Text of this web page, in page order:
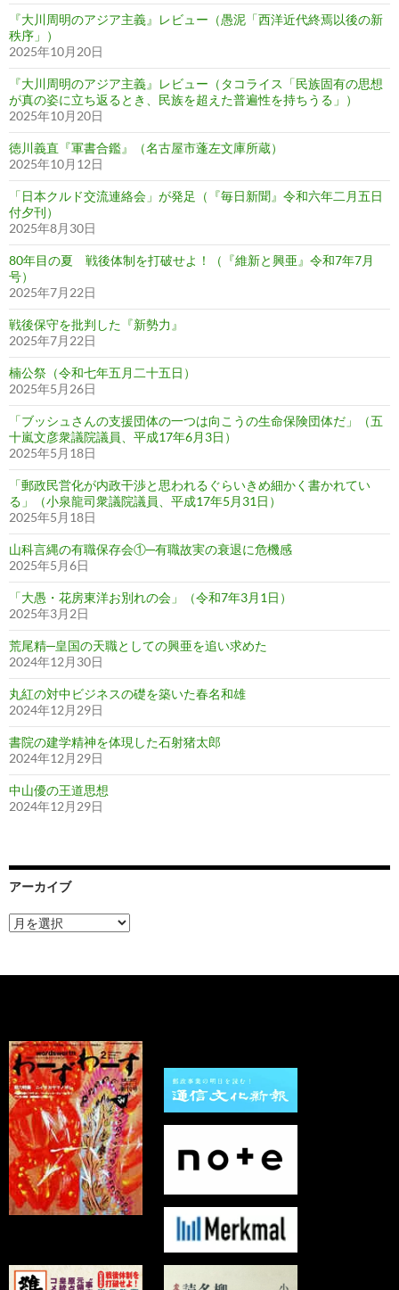
『大川周明のアジア主義』レビュー（愚泥「西洋近代終焉以後の新
秩序」）
2025年10月20日
『大川周明のアジア主義』レビュー（タコライス「民族固有の思想
が真の姿に立ち返るとき、民族を超えた普遍性を持ちうる」）
2025年10月20日
徳川義直『軍書合鑑』（名古屋市蓬左文庫所蔵）
2025年10月12日
「日本クルド交流連絡会」が発足（『毎日新聞』令和六年二月五日
付夕刊）
2025年8月30日
80年目の夏 戦後体制を打破せよ！（『維新と興亜』令和7年7月
号）
2025年7月22日
戦後保守を批判した『新勢力』
2025年7月22日
楠公祭（令和七年五月二十五日）
2025年5月26日
「ブッシュさんの支援団体の一つは向こうの生命保険団体だ」（五
十嵐文彦衆議院議員、平成17年6月3日）
2025年5月18日
「郵政民営化が内政干渉と思われるぐらいきめ細かく書かれてい
る」（小泉龍司衆議院議員、平成17年5月31日）
2025年5月18日
山科言縄の有職保存会①─有職故実の衰退に危機感
2025年5月6日
「大愚・花房東洋お別れの会」（令和7年3月1日）
2025年3月2日
荒尾精─皇国の天職としての興亜を追い求めた
2024年12月30日
丸紅の対中ビジネスの礎を築いた春名和雄
2024年12月29日
書院の建学精神を体現した石射猪太郎
2024年12月29日
中山優の王道思想
2024年12月29日
アーカイブ
ア
ー